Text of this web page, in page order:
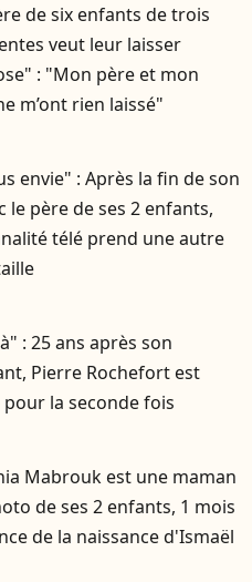
de six enfants de trois
veut leur laisser
: "Mon père et mon
m’ont rien laissé"
envie" : Après la fin de son
le père de ses 2 enfants,
télé prend une autre
: 25 ans après son
Pierre Rochefort est
la seconde fois
Mabrouk est une maman
de ses 2 enfants, 1 mois
de la naissance d'Ismaël